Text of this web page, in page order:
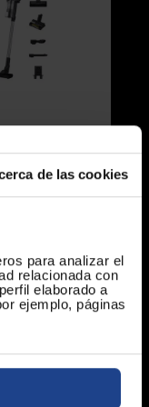
de las cookies
para analizar el
relacionada con
elaborado a
ejemplo, páginas
escoba
WA JET
410
199 €